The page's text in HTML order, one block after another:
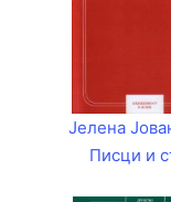
Јелена
Писци и